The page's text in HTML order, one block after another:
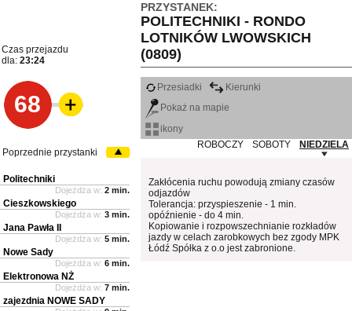
PRZYSTANEK:
POLITECHNIKI - RONDO
LOTNIKÓW LWOWSKICH
(0809)
Czas przejazdu
dla: 23:24
68
Przesiadki
Kierunki
Pokaż na mapie
ikony
ROBOCZY
SOBOTY NIEDZIELA
Zakłócenia ruchu powodują zmiany czasów
odjazdów
Tolerancja: przyspieszenie - 1 min.
opóźnienie - do 4 min.
Kopiowanie i rozpowszechnianie rozkładów
jazdy w celach zarobkowych bez zgody MPK
Łódź Spółka z o.o jest zabronione.
Poprzednie przystanki
Politechniki
Dojeżdża w: 2 min.
Cieszkowskiego
Dojeżdża w: 3 min.
Jana Pawła II
Dojeżdża w: 5 min.
Nowe Sady
Dojeżdża w: 6 min.
Elektronowa NŻ
Dojeżdża w: 7 min.
zajezdnia NOWE SADY